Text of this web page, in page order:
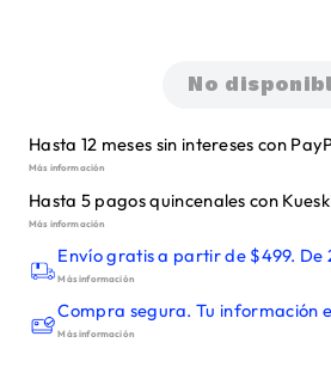
No
Hasta 12 meses sin intereses con
Más información
Hasta 5 pagos quincenales con
Más información
Envío gratis a partir de $499. De
Más información
Compra segura. Tu información
Más información